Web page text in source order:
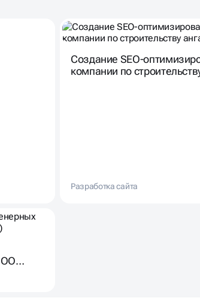
Создание SEO-
компании по
Разработка сайта